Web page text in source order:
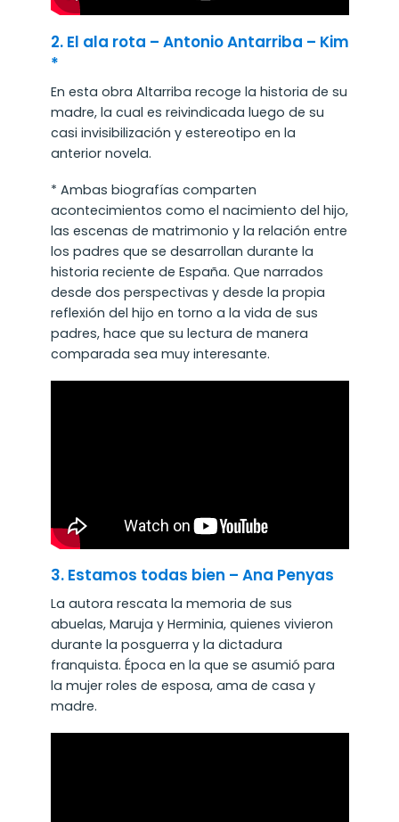
2. El ala rota – Antonio Antarriba – Kim
*
En esta obra Altarriba recoge la historia de su
madre, la cual es reivindicada luego de su
casi invisibilización y estereotipo en la
anterior novela.
* Ambas biografías comparten
acontecimientos como el nacimiento del hijo,
las escenas de matrimonio y la relación entre
los padres que se desarrollan durante la
historia reciente de España. Que narrados
desde dos perspectivas y desde la propia
reflexión del hijo en torno a la vida de sus
padres, hace que su lectura de manera
comparada sea muy interesante.
3. Estamos todas bien – Ana Penyas
La autora rescata la memoria de sus
abuelas, Maruja y Herminia, quienes vivieron
durante la posguerra y la dictadura
franquista. Época en la que se asumió para
la mujer roles de esposa, ama de casa y
madre.